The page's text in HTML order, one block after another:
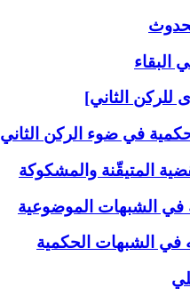
للركن الثاني]
في ضوء الركن الثاني
المتيقّنة والمشكوكة
في الشبهات الموضوعية
في الشبهات الحكمية